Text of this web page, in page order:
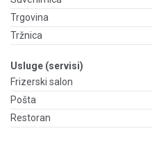
Trgovina
Tržnica
Usluge (servisi)
Frizerski salon
Pošta
Restoran